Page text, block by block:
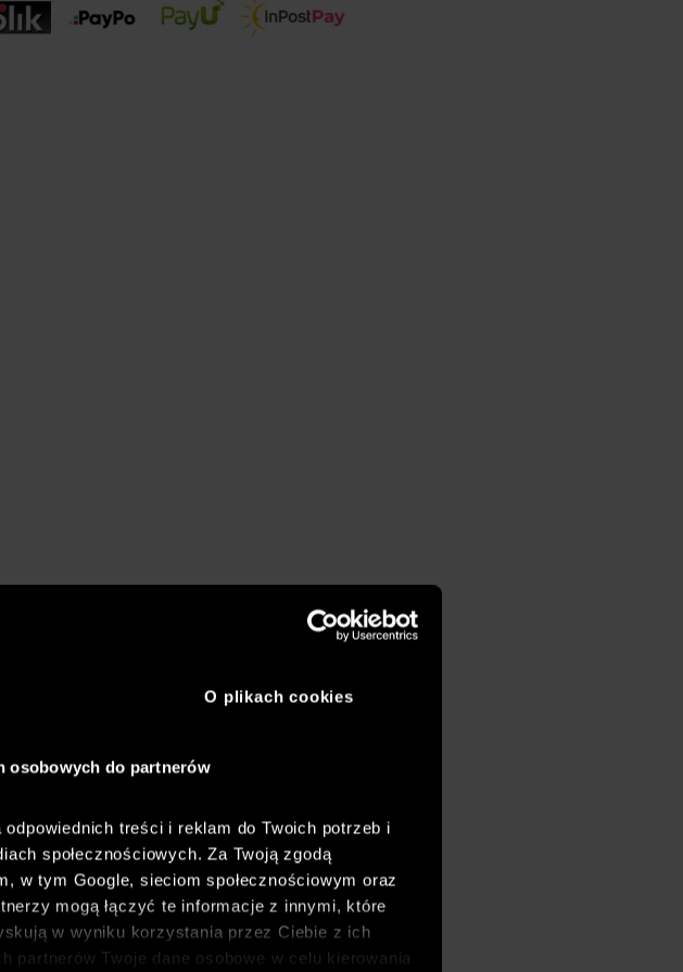
O plikach cookies
osobowych do partnerów
treści i reklam do Twoich potrzeb i
społecznościowych. Za Twoją zgodą
w tym Google, sieciom społecznościowym oraz
mogą łączyć te informacje z innymi, które
w wyniku korzystania przez Ciebie z ich
partnerów Twoje dane osobowe w celu kierowania